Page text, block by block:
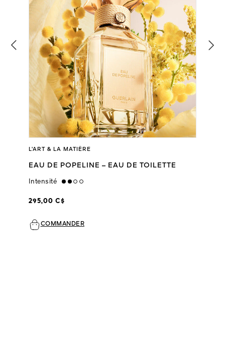
L’ART & LA MATIÈRE
EAU DE POPELINE – EAU DE TOILETTE
Intensité medium
295,00 C$
COMMANDER